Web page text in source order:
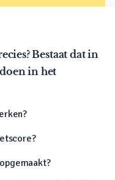
Bestaat dat in
in het